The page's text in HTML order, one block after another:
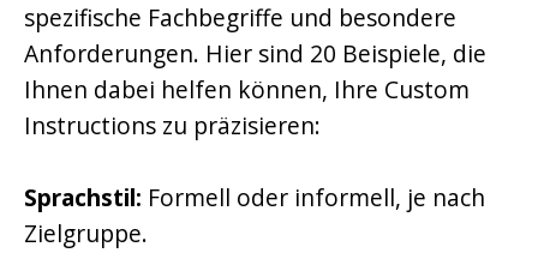
spezifische Fachbegriffe und besondere
Anforderungen. Hier sind 20 Beispiele, die
Ihnen dabei helfen können, Ihre Custom
Instructions zu präzisieren:
Sprachstil: Formell oder informell, je nach
Zielgruppe.